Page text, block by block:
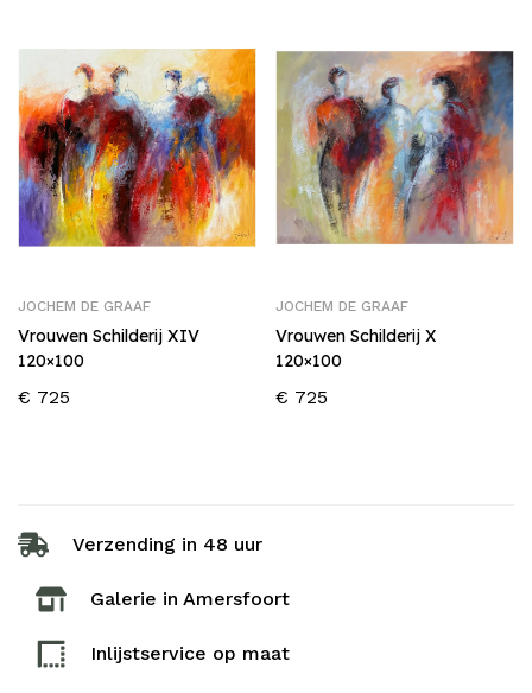
JOCHEM DE GRAAF
Vrouwen Schilderij XIV
120×100
€ 725
JOCHEM DE GRAAF
Vrouwen Schilderij X
120×100
€ 725
Verzending in 48 uur
Galerie in Amersfoort
Inlijstservice op maat​